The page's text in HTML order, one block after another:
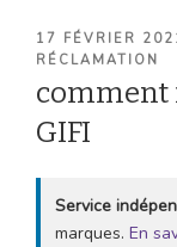
PUBLIÉ
LE
17 FÉVRIER
RÉCLAMATION
comment
GIFI
Service
marques. En